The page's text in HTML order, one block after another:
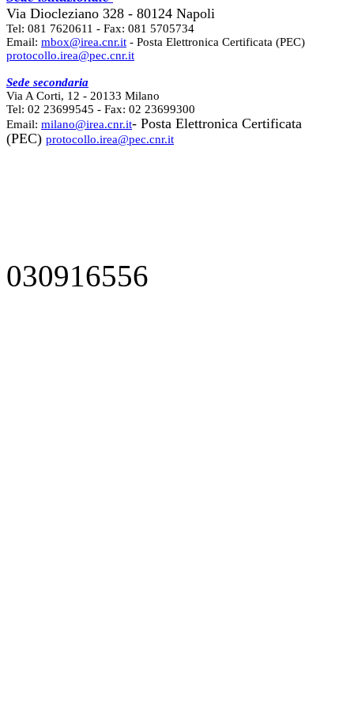
Via Diocleziano 328 - 80124 Napoli
Tel: 081 7620611 - Fax: 081 5705734
Email: mbox@irea.cnr.it - Posta Elettronica Certificata (PEC)
protocollo.irea@pec.cnr.it
Sede secondaria
Via A Corti, 12 - 20133 Milano
Tel: 02 23699545 - Fax: 02 23699300
Email: milano@irea.cnr.it- Posta Elettronica Certificata
(PEC) protocollo.irea@pec.cnr.it
030916556